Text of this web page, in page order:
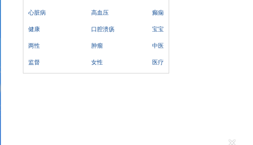
心脏病 高血压 癫痫
健康 口腔溃疡 宝宝
两性 肿瘤 中医
监督 女性 医疗